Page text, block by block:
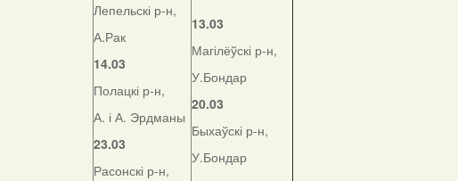
Лепельскі р-н,
А.Рак
14.03
Полацкі р-н,
А. і А. Эрдманы
23.03
Расонскі р-н,
13.03
Магілёўскі р-н,
У.Бондар
20.03
Быхаўскі р-н,
У.Бондар